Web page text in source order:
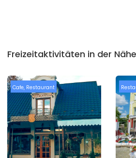
Freizeitaktivitäten in der Nähe
Cafe, Restaurant